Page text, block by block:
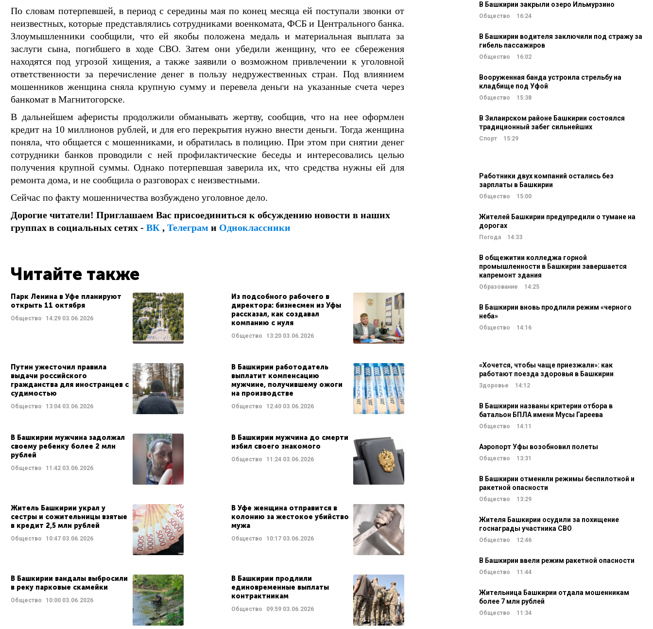
По словам потерпевшей, в период с середины мая по конец месяца ей поступали звонки от
неизвестных, которые представлялись сотрудниками военкомата, ФСБ и Центрального банка.
Злоумышленники сообщили, что ей якобы положена медаль и материальная выплата за
заслуги сына, погибшего в ходе СВО. Затем они убедили женщину, что ее сбережения
находятся под угрозой хищения, а также заявили о возможном привлечении к уголовной
ответственности за перечисление денег в пользу недружественных стран. Под влиянием
мошенников женщина сняла крупную сумму и перевела деньги на указанные счета через
банкомат в Магнитогорске.
В дальнейшем аферисты продолжили обманывать жертву, сообщив, что на нее оформлен
кредит на 10 миллионов рублей, и для его перекрытия нужно внести деньги. Тогда женщина
поняла, что общается с мошенниками, и обратилась в полицию. При этом при снятии денег
сотрудники банков проводили с ней профилактические беседы и интересовались целью
получения крупной суммы. Однако потерпевшая заверила их, что средства нужны ей для
ремонта дома, и не сообщила о разговорах с неизвестными.
Сейчас по факту мошенничества возбуждено уголовное дело.
Дорогие читатели! Приглашаем Вас присоединиться к обсуждению новости в наших
группах в социальных сетях - ВК , Телеграм и Одноклассники
Читайте также
Парк Ленина в Уфе планируют
открыть 11 октября
Общество 14:29 03.06.2026
Из подсобного рабочего в
директора: бизнесмен из Уфы
рассказал, как создавал
компанию с нуля
Общество 13:2003.06.2026
Путин ужесточил правила
выдачи российского
гражданства для иностранцев с
судимостью
Общество 13:04 03.06.2026
В Башкирии работодатель
выплатит компенсацию
мужчине, получившему ожоги
на производстве
Общество 12:4003.06.2026
В Башкирии мужчина задолжал
своему ребенку более 2 млн
рублей
Общество 11:42 03.06.2026
В Башкирии мужчина до смерти
избил своего знакомого
Общество 11:2403.06.2026
Житель Башкирии украл у
сестры и сожительницы взятые
в кредит 2,5 млн рублей
Общество 10:47 03.06.2026
В Уфе женщина отправится в
колонию за жестокое убийство
мужа
Общество 10:1703.06.2026
В Башкирии вандалы выбросили
в реку парковые скамейки
Общество 10:00 03.06.2026
В Башкирии продлили
единовременные выплаты
контрактникам
Общество 09:5903.06.2026
В Башкирии закрыли озеро Ильмурзино
Общество 16:24
В Башкирии водителя заключили под стражу за
гибель пассажиров
Общество 16:02
Вооруженная банда устроила стрельбу на
кладбище под Уфой
Общество 15:38
В Зилаирском районе Башкирии состоялся
традиционный забег сильнейших
Спорт 15:29
Работники двух компаний остались без
зарплаты в Башкирии
Общество 15:00
Жителей Башкирии предупредили о тумане на
дорогах
Погода 14:33
В общежитии колледжа горной
промышленности в Башкирии завершается
капремонт здания
Образование 14:25
В Башкирии вновь продлили режим «черного
неба»
Общество 14:16
«Хочется, чтобы чаще приезжали»: как
работают поезда здоровья в Башкирии
Здоровье 14:12
В Башкирии названы критерии отбора в
батальон БПЛА имени Мусы Гареева
Общество 14:11
Аэропорт Уфы возобновил полеты
Общество 13:31
В Башкирии отменили режимы беспилотной и
ракетной опасности
Общество 13:29
Жителя Башкирии осудили за похищение
госнаграды участника СВО
Общество 12:46
В Башкирии ввели режим ракетной опасности
Общество 11:44
Жительница Башкирии отдала мошенникам
более 7 млн рублей
Общество 11:34